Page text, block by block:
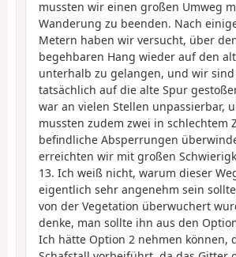
mussten wir einen großen Umweg
Wanderung zu beenden. Nach
Metern haben wir versucht, über
begehbaren Hang wieder auf den
unterhalb zu gelangen, und wir
tatsächlich auf die alte Spur
war an vielen Stellen unpassierbar,
mussten zudem zwei in schlechtem
befindliche Absperrungen
erreichten wir mit großen
13. Ich weiß nicht, warum dieser
eigentlich sehr angenehm sein
von der Vegetation überwuchert
denke, man sollte ihn aus den
Ich hätte Option 2 nehmen können,